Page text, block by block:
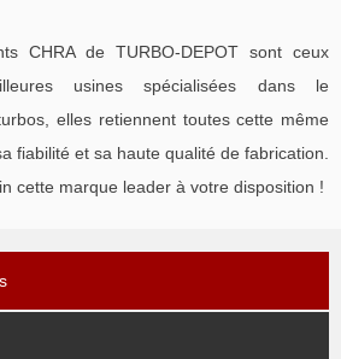
CHRA de TURBO-DEPOT sont ceux
usines spécialisées dans le
elles retiennent toutes cette même
fiabilité et sa haute qualité de fabrication.
cette marque leader à votre disposition !